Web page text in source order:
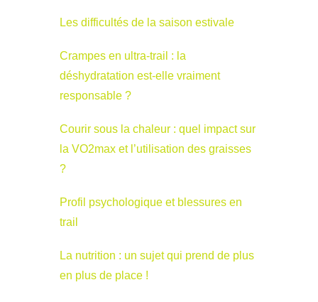
Les difficultés de la saison estivale
Crampes en ultra-trail : la
déshydratation est-elle vraiment
responsable ?
Courir sous la chaleur : quel impact sur
la VO2max et l’utilisation des graisses
?
Profil psychologique et blessures en
trail
La nutrition : un sujet qui prend de plus
en plus de place !